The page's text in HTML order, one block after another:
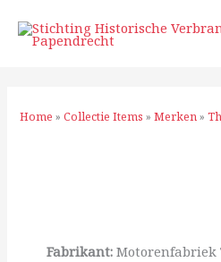
naar
Home »Collectie Items »Merken»
Fabrikant:Motorenfabriek